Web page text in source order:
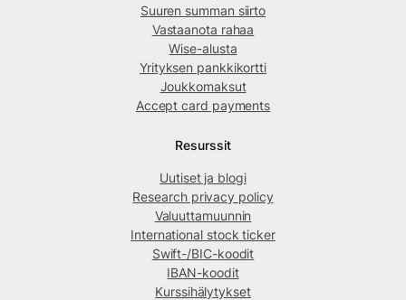
Suuren summan siirto
Vastaanota rahaa
Wise-alusta
Yrityksen pankkikortti
Joukkomaksut
Accept card payments
Resurssit
Uutiset ja blogi
Research privacy policy
Valuuttamuunnin
International stock ticker
Swift-/BIC-koodit
IBAN-koodit
Kurssihälytykset